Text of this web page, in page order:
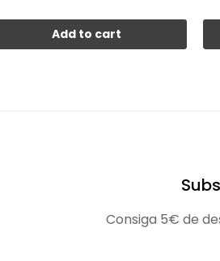
Add to cart
Consiga 5€ de